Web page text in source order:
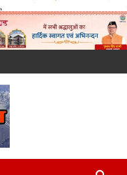
Breaking